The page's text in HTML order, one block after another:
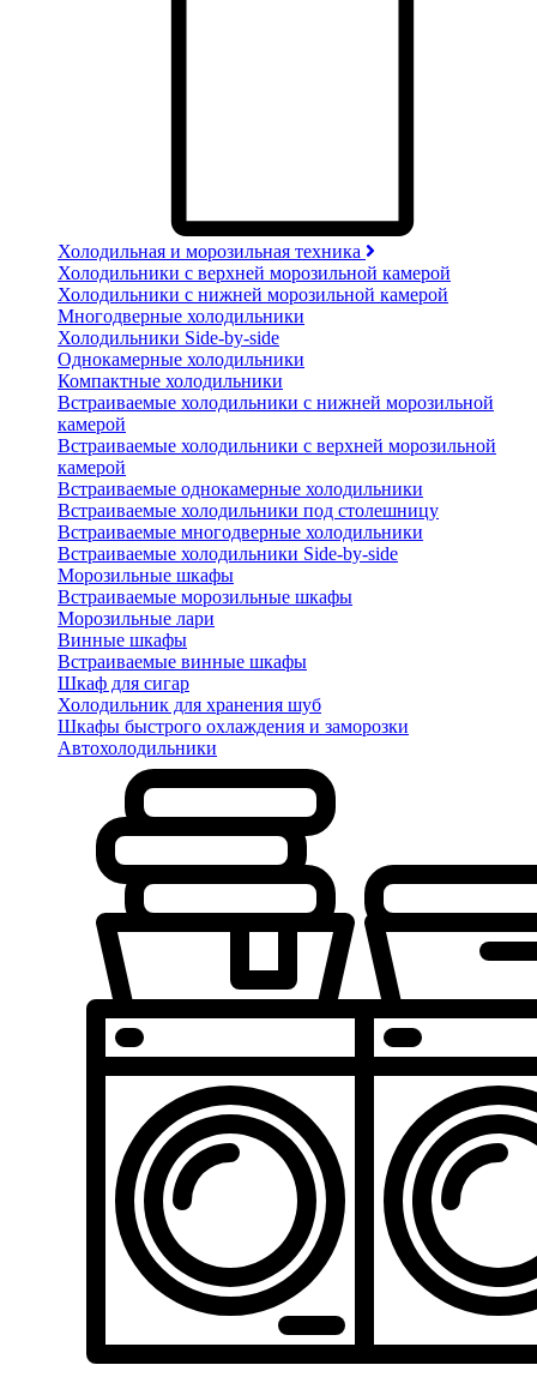
Холодильная и морозильная техника
Холодильники с верхней морозильной камерой
Холодильники с нижней морозильной камерой
Многодверные холодильники
Холодильники Side-by-side
Однокамерные холодильники
Компактные холодильники
Встраиваемые холодильники с нижней морозильной
камерой
Встраиваемые холодильники с верхней морозильной
камерой
Встраиваемые однокамерные холодильники
Встраиваемые холодильники под столешницу
Встраиваемые многодверные холодильники
Встраиваемые холодильники Side-by-side
Морозильные шкафы
Встраиваемые морозильные шкафы
Морозильные лари
Винные шкафы
Встраиваемые винные шкафы
Шкаф для сигар
Холодильник для хранения шуб
Шкафы быстрого охлаждения и заморозки
Автохолодильники